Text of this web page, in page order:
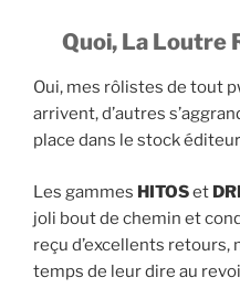
Quoi, La Loutre
Oui, mes rôlistes de tout
arrivent, d’autres
place dans le stock
Les gammes HITOSet
joli bout de chemin et
reçu d’excellents retours,
temps de leur dire au